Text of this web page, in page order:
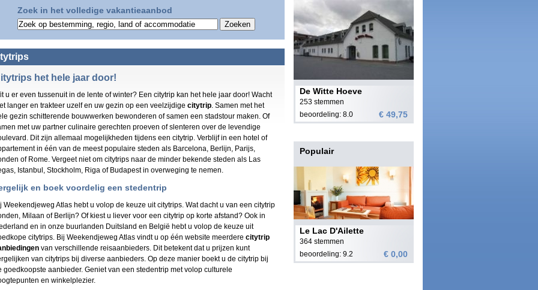
Kroatië (117)
Turkije (85)
Luxemburg (77)
(63)
Staten (22)
(19)
(17)
(8)
(6)
(5)
Slowakije (3)
(3)
(3)
(3)
(2)
(2)
(2)
Berlijn
Luxemburg
Noord Brabant (74)
Rheinland Pfalz (74)
Brabant
Antwerpen
Ile de France (64)
Zeeland (52)
Hessen (52)
Utrecht (48)
Lloret de Mar (48)
Drenthe
Niedersachsen
Chamonix
Les Ménuires (40)
La Plagne
Val Thorens
Bayern (38)
Baden Wurttemberg (35)
Groningen (33)
Sachsen (32)
Oost Vlaanderen
Egeische kust (50)
Antwerpen (49)
Valkenburg (49)
Brugge
Istri? (41)
Salzburgerland (39)
Turkse Riviera (31)
Keulen
Maastricht
Rotterdam
Oostende
Costa Blanca
Kreta (21)
Overig Duitsland (20)
Costa Dorada (20)
Scheveningen (19)
Gent (19)
Zoek in het volledige vakantieaanbod
het hele jaar door!
u er even tussenuit in de lente of winter? Een citytrip kan het hele jaar door! Wacht
langer en trakteer uzelf en uw gezin op een veelzijdige citytrip. Samen met het
gezin schitterende bouwwerken bewonderen of samen een stadstour maken. Of
met uw partner culinaire gerechten proeven of slenteren over de levendige
Dit zijn allemaal mogelijkheden tijdens een citytrip. Verblijf in een hotel of
in één van de meest populaire steden als Barcelona, Berlijn, Parijs,
of Rome. Vergeet niet om citytrips naar de minder bekende steden als Las
, Istanbul, Stockholm, Riga of Budapestin overweging te nemen.
en boek voordelig een stedentrip
Weekendjeweg Atlas hebt u volop de keuze uit citytrips. Wat dacht u van een citytrip
Milaan of Berlijn? Of kiest u liever voor een citytrip op korte afstand? Ook in
en in onze buurlanden Duitsland en België hebt u volop de keuze uit
citytrips. Bij Weekendjeweg Atlas vindt u op één website meerdere citytrip
van verschillende reisaanbieders. Dit betekent dat u prijzen kunt
van citytrips bij diverse aanbieders. Op deze manier boekt u de citytrip bij
goedkoopste aanbieder. Geniet van een stedentrip met volop culturele
en winkelplezier.
De Witte Hoeve
253 stemmen
beoordeling: 8.0
€ 49,75
Populair
Le Lac D'Ailette
364 stemmen
beoordeling: 9.2
€ 0,00